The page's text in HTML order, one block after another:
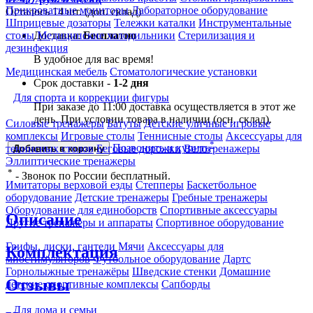
Прикроватные мониторы Лабораторное оборудование
Шприцевые дозаторы Тележки каталки Инструментальные
столы Медицинские холодильники Стерилизация и
дезинфекция
Медицинская мебель Стоматологические установки
Для спорта и коррекции фигуры
Силовые тренажеры Батуты Детские уличные игровые
комплексы Игровые столы Теннисные столы Аксессуары для
теннисных столов Беговые дорожки Велотренажеры
Эллиптические тренажеры
Имитаторы верховой езды Степперы Баскетбольное
оборудование Детские тренажеры Гребные тренажеры
Оборудование для единоборств Спортивные аксессуары
Другие тренажеры и аппараты Спортивное оборудование
Грифы, диски, гантели Мячи Аксессуары для
миостимуляторов Футбольное оборудование Дартс
Горнолыжные тренажёры Шведские стенки Домашние
детские спортивные комплексы Сапборды
Для дома и семьи
Осталось 14 шт. (доп. склад)
Доставка:Бесплатно
В удобное для вас время!
Срок доставки - 1-2 дня
При заказе до 11:00 доставка осуществляется в этот же
день. При условии товара в наличии (осн. склад).
Добавить в корзину Позвонить и купить*
* - Звонок по России бесплатный.
Описание
Комплектация
Отзывы